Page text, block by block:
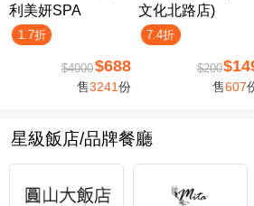
利美妍SPA
1.7折
$4000$688
售3241份
文化北路店)
7.4折
$200
售607
星級飯店/品牌餐廳